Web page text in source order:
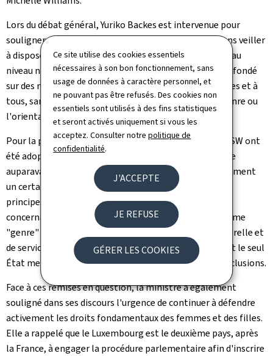
Ce site utilise des cookies essentiels
nécessaires à son bon fonctionnement, sans
usage de données à caractère personnel, et
ne pouvant pas être refusés. Des cookies non
essentiels sont utilisés à des fins statistiques
et seront activés uniquement si vous les
acceptez. Consulter notrepolitique de
confidentialité.
J'ACCEPTE
JE REFUSE
GÉRER LES COOKIES
Lors du débat général, Yuriko Backes est intervenue pour
souligner que: "Aujourd'hui plus que jamais, nous devons veiller
à disposer de systèmes de responsabilité solides, tant au
niveau national qu'international, ancrés dans un ordre fondé
sur des normes, avec des règles qui s'appliquent à toutes et à
tous, sans discrimination. Peu importe l'identité de genre ou
l'orientation sexuelle."
Pour la première fois en 70 ans, les conclusions de la CSW ont
été adoptées par un vote, et non par consensus comme
auparavant. Ceci s'explique par le fait que malheureusement
un certain nombre d'États remettent en question des
principes et la terminologie établis de longue date
concernant les droits des femmes, en particulier le terme
"genre" et les principes en matière d'autonomie corporelle et
de services de santé reproductive. Les États-Unis furent le seul
État membre de la Commission à voter contre les conclusions.
Face à ces remises en question, la ministre a également
souligné dans ses discours l'urgence de continuer à défendre
activement les droits fondamentaux des femmes et des filles.
Elle a rappelé que le Luxembourg est le deuxième pays, après
la France, à engager la procédure parlementaire afin d'inscrire